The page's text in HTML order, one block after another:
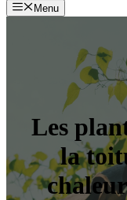
Menu
Les
la